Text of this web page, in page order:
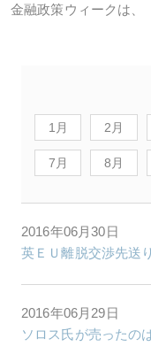
金融政策ウィークは、
1月 2月
7月 8月
2016年06月30日
英ＥＵ離脱交渉先送
2016年06月29日
ソロス氏が売ったの